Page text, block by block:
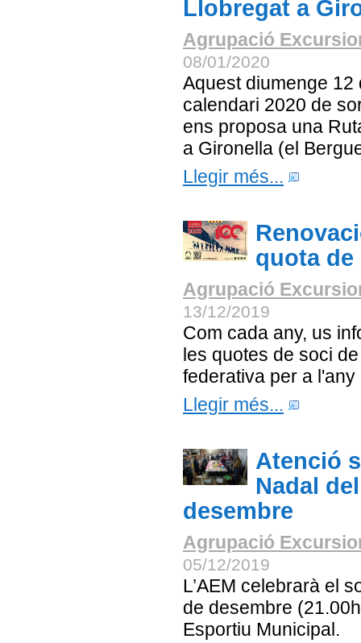
Llobregat a
Agrupació
08/01/2020
Aquest diumenge 12
calendari 2020 de
ens proposa una
a Gironella (el
Llegir més...
quota de
Agrupació
13/12/2019
Com cada any, us
les quotes de soci
federativa per a l'any
Llegir més...
Atenció
Nadal
desembre
Agrupació
05/12/2019
L’AEM celebrarà el
de desembre
Esportiu Municipal.